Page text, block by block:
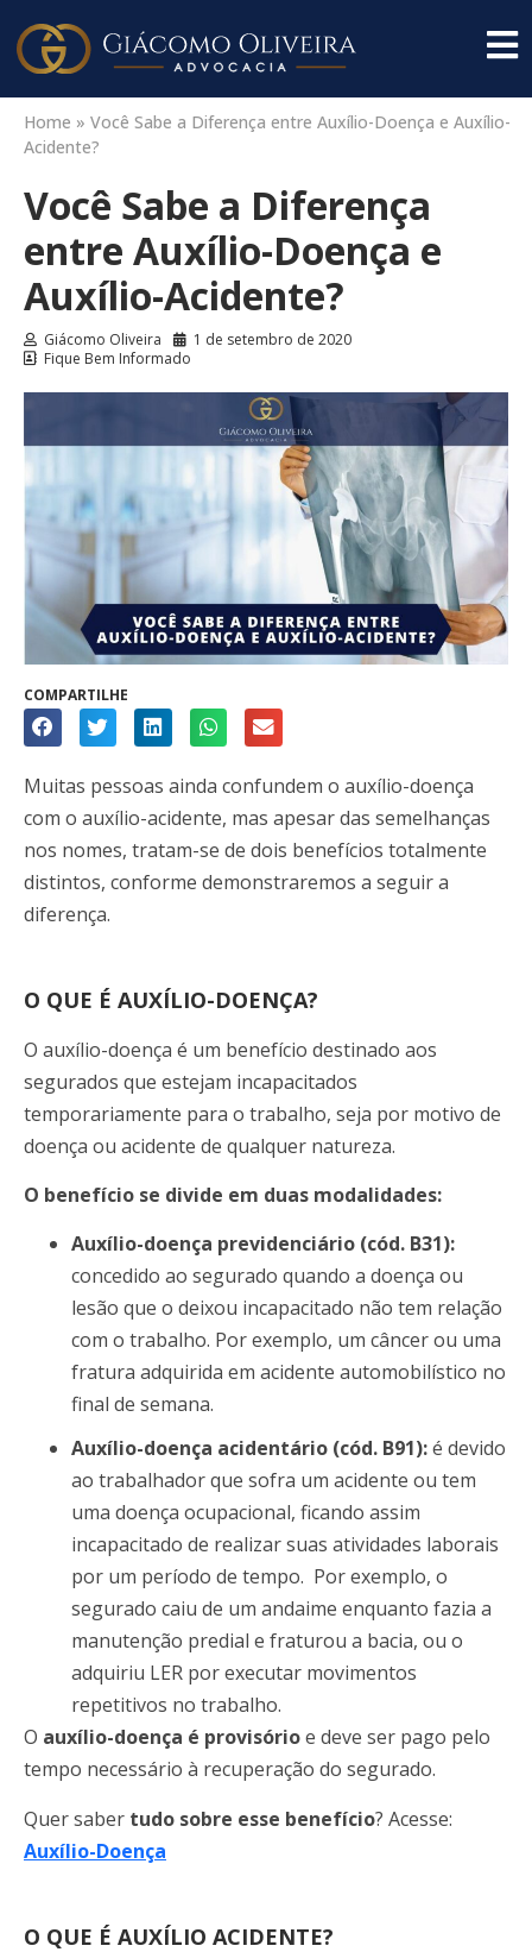
Home » Você Sabe a Diferença entre Auxílio-Doença e Auxílio-
Acidente?
Você Sabe a Diferença
entre Auxílio-Doença e
Auxílio-Acidente?
Giácomo Oliveira
1 de setembro de 2020
Fique Bem Informado
COMPARTILHE
Muitas pessoas ainda confundem o auxílio-doença
com o auxílio-acidente, mas apesar das semelhanças
nos nomes, tratam-se de dois benefícios totalmente
distintos, conforme demonstraremos a seguir a
diferença.
O QUE É AUXÍLIO-DOENÇA?
O auxílio-doença é um benefício destinado aos
segurados que estejam incapacitados
temporariamente para o trabalho, seja por motivo de
doença ou acidente de qualquer natureza.
O benefício se divide em duas modalidades:
Auxílio-doença previdenciário (cód. B31):
concedido ao segurado quando a doença ou
lesão que o deixou incapacitado não tem relação
com o trabalho. Por exemplo, um câncer ou uma
fratura adquirida em acidente automobilístico no
final de semana.
Auxílio-doença acidentário (cód. B91):é devido
ao trabalhador que sofra um acidente ou tem
uma doença ocupacional, ficando assim
incapacitado de realizar suas atividades laborais
por um período de tempo. Por exemplo, o
segurado caiu de um andaime enquanto fazia a
manutenção predial e fraturou a bacia, ou o
adquiriu LER por executar movimentos
repetitivos no trabalho.
O auxílio-doença é provisórioe deve ser pago pelo
tempo necessário à recuperação do segurado.
Quer saber tudo sobre esse benefício? Acesse:
Auxílio-Doença
O QUE É AUXÍLIO ACIDENTE?